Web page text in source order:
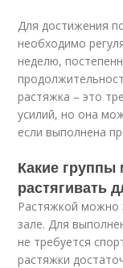
Для достижения
необходимо
неделю,
растяжка – это
усилий, но она
если выполнена
Какие
растягивать
Растяжкой можно
зале. Для
не требуется
растяжки